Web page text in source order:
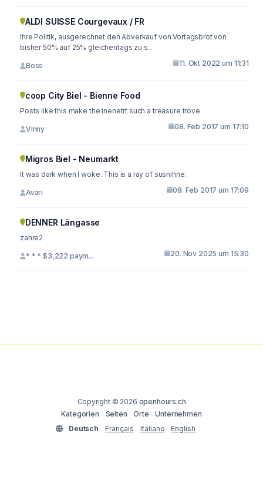
ALDI SUISSE Courgevaux / FR
Ihre Politik, ausgerechnet den Abverkauf von Vortagsbrot von
bisher 50% auf 25% gleichentags zu s...
Boss 11. Okt 2022 um 11:31
coop City Biel - Bienne Food
Posts like this make the inenetrt such a treasure trove
Vinny 08. Feb 2017 um 17:10
Migros Biel - Neumarkt
It was dark when I woke. This is a ray of susnihne.
Avari 08. Feb 2017 um 17:09
DENNER Längasse
zahre2
* * * $3,222 paym... 20. Nov 2025 um 15:30
Copyright © 2026 openhours.ch
Kategorien
Seiten Orte
Unternehmen
Deutsch
Français Italiano English